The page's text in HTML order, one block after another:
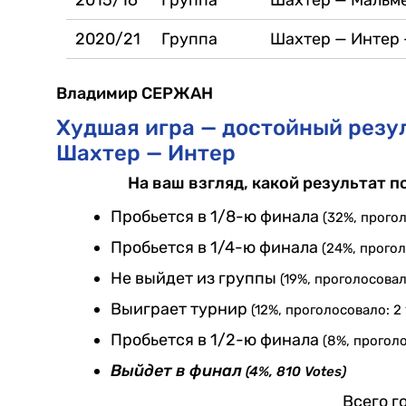
2020/21
Группа Шахтер — Интер
Владимир СЕРЖАН
Худшая игра — достойный
Шахтер — Интер
На ваш взгляд, какой результат
Пробьется в 1/8-ю финала (32%,
Пробьется в 1/4-ю финала (24%,
Не выйдет из группы (19%,
Выиграет турнир (12%, проголосовало: 2
Пробьется в 1/2-ю финала (8%,
Выйдет в финал (4%, 810 Votes)
Всего